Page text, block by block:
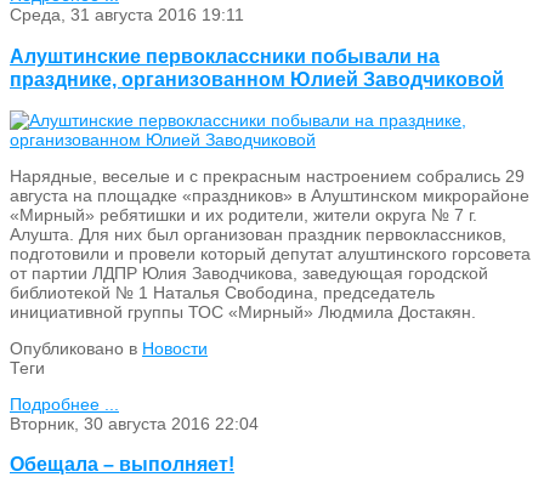
Среда, 31 августа 2016 19:11
Алуштинские первоклассники побывали на
празднике, организованном Юлией Заводчиковой
Нарядные, веселые и с прекрасным настроением собрались 29
августа на площадке «праздников» в Алуштинском микрорайоне
«Мирный» ребятишки и их родители, жители округа № 7 г.
Алушта. Для них был организован праздник первоклассников,
подготовили и провели который депутат алуштинского горсовета
от партии ЛДПР Юлия Заводчикова, заведующая городской
библиотекой № 1 Наталья Свободина, председатель
инициативной группы ТОС «Мирный» Людмила Достакян.
Опубликовано в Новости
Теги
Подробнее ...
Вторник, 30 августа 2016 22:04
Обещала – выполняет!